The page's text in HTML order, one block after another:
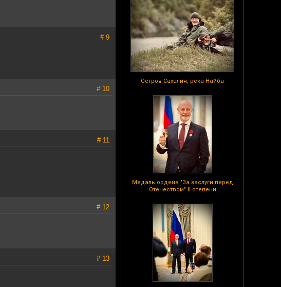
Остров Сахалин, река Найба
Медаль ордена "За заслуги перед
Отечеством" II степени
# 9
# 10
# 11
# 12
# 13